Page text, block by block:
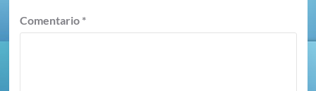
Comentario *